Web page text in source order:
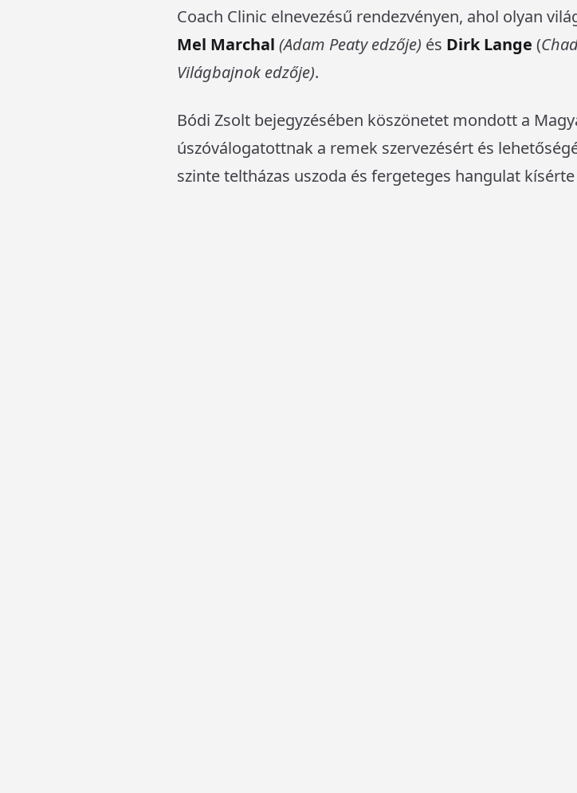
Coach Clinic elnevezésű rendezvényen, ahol olyan
Mel Marchal (Adam Peaty edzője) és Dirk Lange (
Világbajnok edzője).
Bódi Zsolt bejegyzésében köszönetet mondott a
úszóválogatottnak a remek szervezésért és
szinte teltházas uszoda és fergeteges hangulat